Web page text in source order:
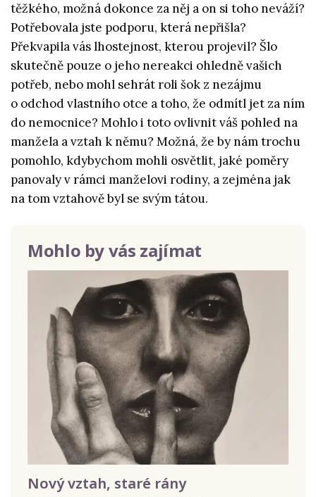
těžkého, možná dokonce za něj a on si toho neváží?
Potřebovala jste podporu, která nepřišla?
Překvapila vás lhostejnost, kterou projevil? Šlo
skutečně pouze o jeho nereakci ohledně vašich
potřeb, nebo mohl sehrát roli šok z nezájmu
o odchod vlastního otce a toho, že odmítl jet za ním
do nemocnice? Mohlo i toto ovlivnit váš pohled na
manžela a vztah k němu? Možná, že by nám trochu
pomohlo, kdybychom mohli osvětlit, jaké poměry
panovaly v rámci manželovi rodiny, a zejména jak
na tom vztahově byl se svým tátou.
Mohlo by vás zajímat
Nový vztah, staré rány